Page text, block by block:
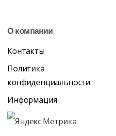
Окомпании
Контакты
Политика
конфиденциальности
Информация